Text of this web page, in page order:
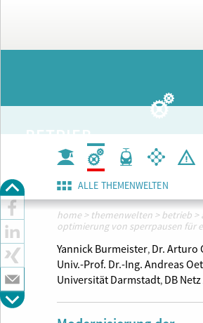
BETRIEB
ALLE THEMENWELTEN
home > themenwelten >betrieb >
optimierung von sperrpausen für
Yannick Burmeister, Dr. Arturo
Univ.-Prof. Dr.-Ing. Andreas
Universität Darmstadt, DB Netz